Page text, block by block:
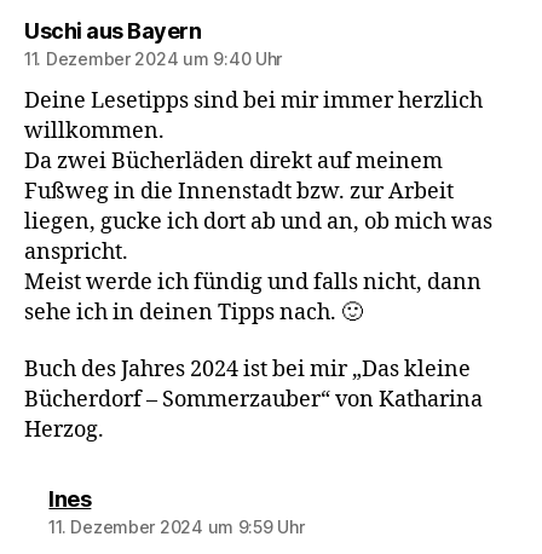
Uschi aus Bayernsagt:
11. Dezember 2024 um 9:40 Uhr
Deine Lesetipps sind bei mir immer herzlich
willkommen.
Da zwei Bücherläden direkt auf meinem
Fußweg in die Innenstadt bzw. zur Arbeit
liegen, gucke ich dort ab und an, ob mich was
anspricht.
Meist werde ich fündig und falls nicht, dann
sehe ich in deinen Tipps nach. 🙂
Buch des Jahres 2024 ist bei mir „Das kleine
Bücherdorf – Sommerzauber“ von Katharina
Herzog.
Inessagt:
11. Dezember 2024 um 9:59 Uhr